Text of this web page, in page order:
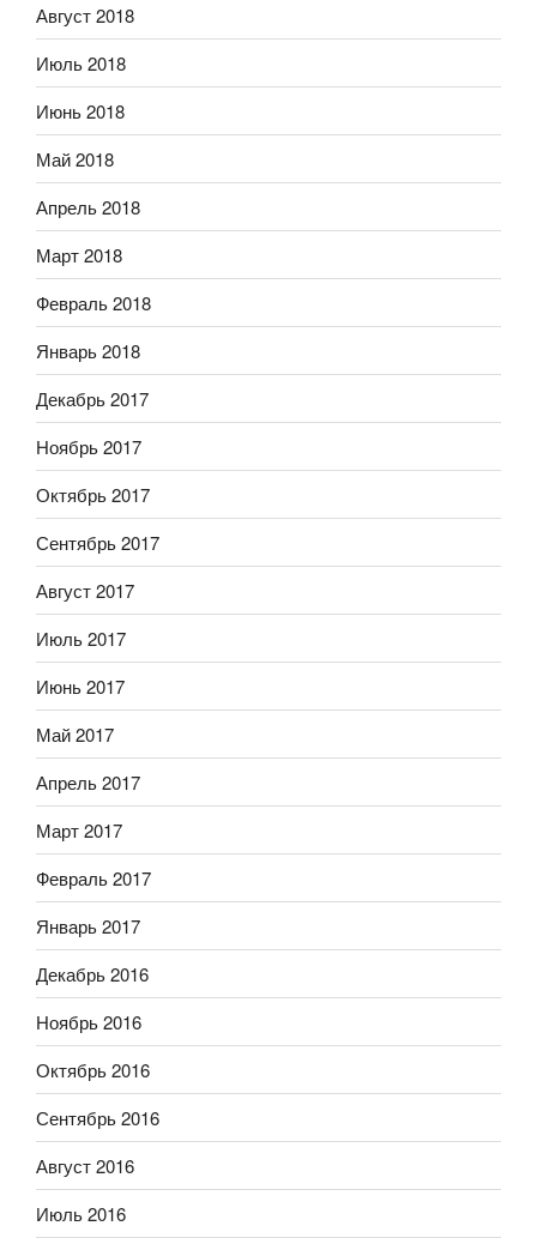
Август 2018
Июль 2018
Июнь 2018
Май 2018
Апрель 2018
Март 2018
Февраль 2018
Январь 2018
Декабрь 2017
Ноябрь 2017
Октябрь 2017
Сентябрь 2017
Август 2017
Июль 2017
Июнь 2017
Май 2017
Апрель 2017
Март 2017
Февраль 2017
Январь 2017
Декабрь 2016
Ноябрь 2016
Октябрь 2016
Сентябрь 2016
Август 2016
Июль 2016